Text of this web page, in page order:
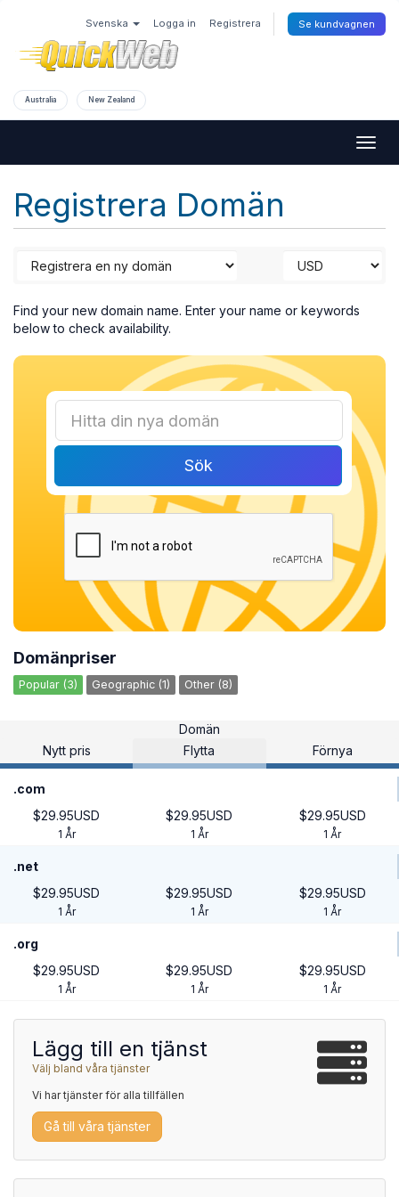
Svenska Logga in Registrera Se kundvagnen
Australia New Zealand
Registrera Domän
Find your new domain name. Enter your name or keywords
below to check availability.
Sök
Domänpriser
Popular (3) Geographic (1) Other (8)
Domän
Nytt pris
Flytta Förnya
.com
$29.95USD
1 År
$29.95USD
1 År
$29.95USD
1 År
.net
$29.95USD
1 År
$29.95USD
1 År
$29.95USD
1 År
.org
$29.95USD
1 År
$29.95USD
1 År
$29.95USD
1 År
Lägg till en tjänst
Välj bland våra tjänster
Vi har tjänster för alla tillfällen
Gå till våra tjänster